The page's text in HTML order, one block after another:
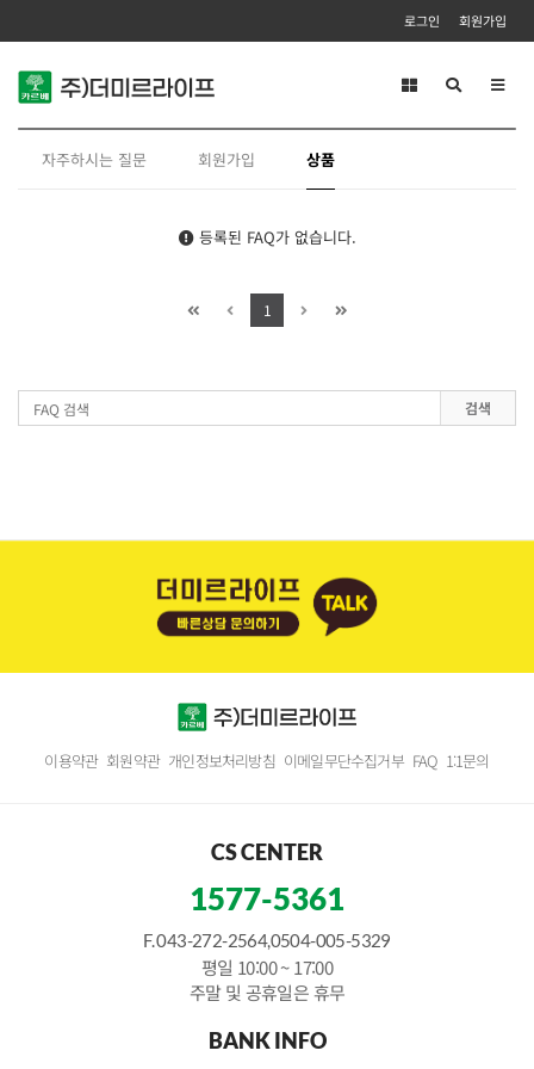
로그인 회원가입
자주하시는 질문
회원가입 상품
등록된 FAQ가 없습니다.
1
검색
이용약관 회원약관 개인정보처리방침 이메일무단수집거부 FAQ 1:1문의
CS CENTER
1577-5361
F. 043-272-2564,0504-005-5329
평일 10:00 ~ 17:00
주말 및 공휴일은 휴무
BANK INFO